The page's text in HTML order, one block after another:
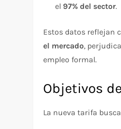
el 97% del sector.
Estos datos reflejan
el mercado,
empleo formal.
Objetivos
La nueva tarifa